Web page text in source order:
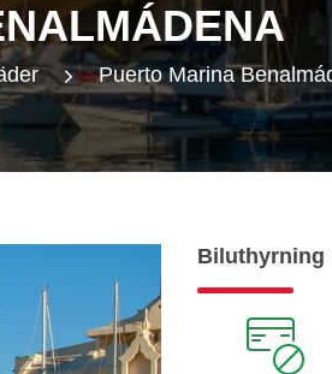
Puerto Marina
Biluthyrning